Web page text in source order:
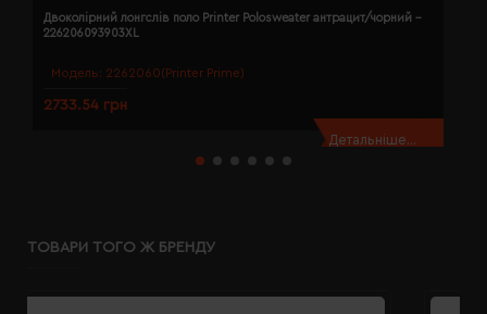
Модель: 2262060(Printer Prime)
Двоколірний лонгслів поло Printer Polosweater антрацит/чорний -
226206093903XL
2733.54 грн
Детальніше...
ТОВАРИ ТОГО Ж БРЕНДУ